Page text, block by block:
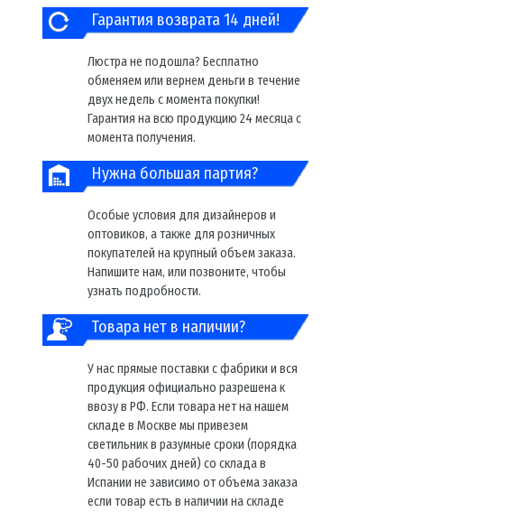
Гарантия возврата 14 дней!
Люстра не подошла? Бесплатно
обменяем или вернем деньги в течение
двух недель с момента покупки!
Гарантия на всю продукцию 24 месяца с
момента получения.
Нужна большая партия?
Особые условия для дизайнеров и
оптовиков, а также для розничных
покупателей на крупный объем заказа.
Напишите нам, или позвоните, чтобы
узнать подробности.
Товара нет в наличии?
У нас прямые поставки с фабрики и вся
продукция официально разрешена к
ввозу в РФ. Если товара нет на нашем
складе в Москве мы привезем
светильник в разумные сроки (порядка
40-50 рабочих дней) со склада в
Испании не зависимо от объема заказа
если товар есть в наличии на складе